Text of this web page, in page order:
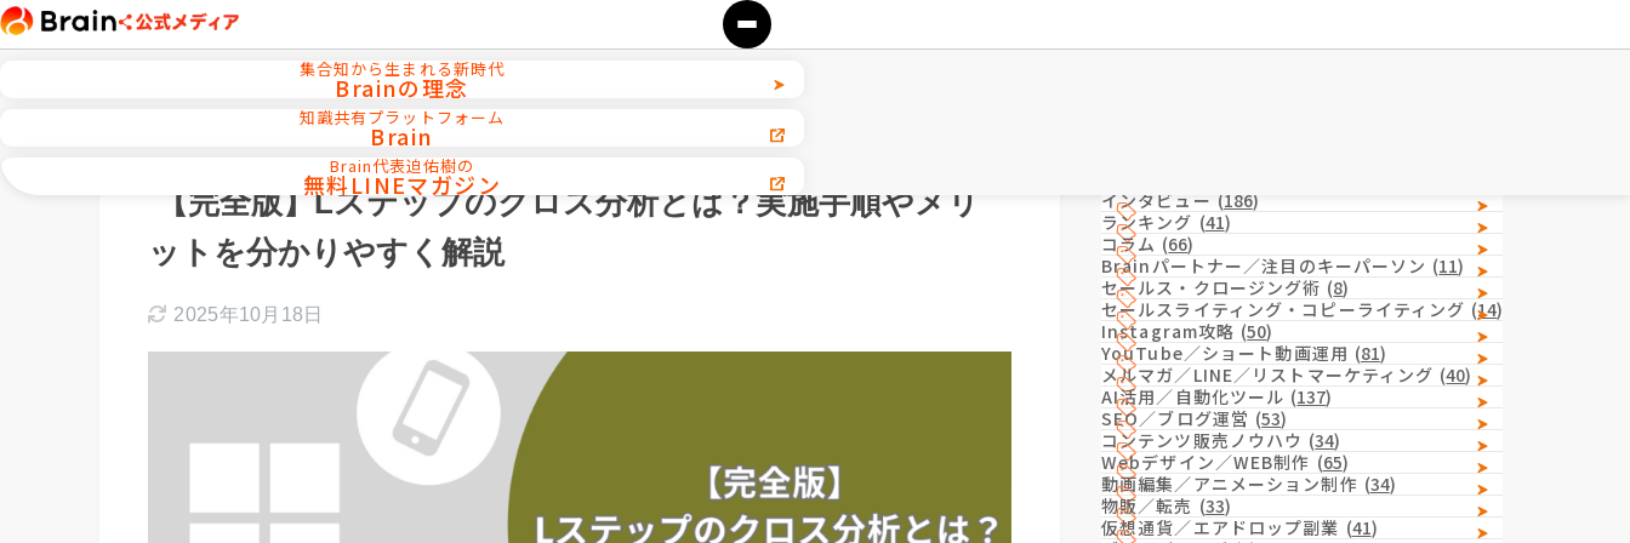
集合知から生まれる新時代
Brainの理念
知識共有プラットフォーム
Brain
Brain代表迫佑樹の
無料LINEマガジン
メルマガ／LINE／リストマーケティング
【完全版】Lステップのクロス分析とは？実施手順やメリ
ットを分かりやすく解説
2025年10月18日
インタビュー (186)
ランキング (41)
コラム (66)
Brainパートナー／注目のキーパーソン (11)
セールス・クロージング術 (8)
セールスライティング・コピーライティング (14)
Instagram攻略 (50)
YouTube／ショート動画運用 (81)
メルマガ／LINE／リストマーケティング (40)
AI活用／自動化ツール (137)
SEO／ブログ運営 (53)
コンテンツ販売ノウハウ (34)
Webデザイン／WEB制作 (65)
動画編集／アニメーション制作 (34)
物販／転売 (33)
仮想通貨／エアドロップ副業 (41)